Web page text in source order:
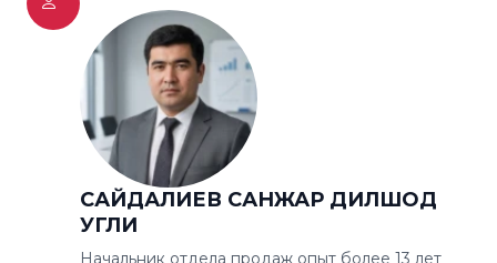
САЙДАЛИЕВ САНЖАР ДИЛШОД
УГЛИ
Начальник отдела продаж опыт более 13 лет